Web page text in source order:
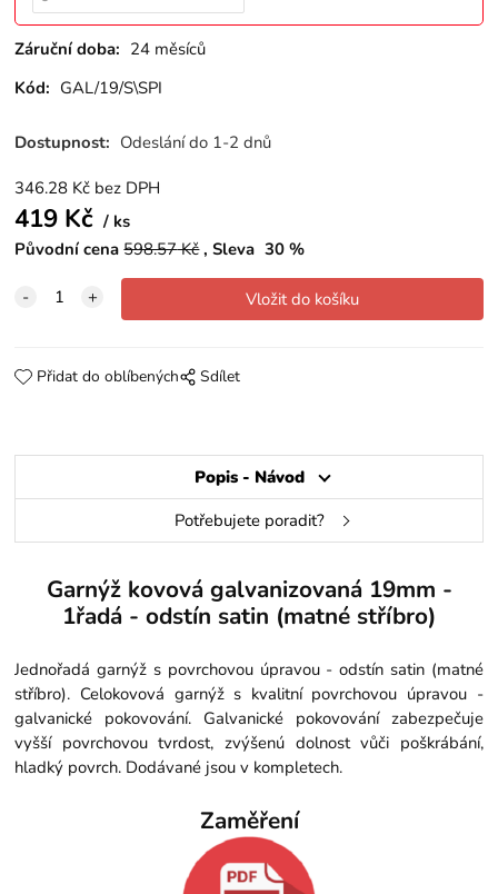
Záruční doba: 24 měsíců
Kód: GAL/19/S\SPI
Dostupnost: Odeslání do 1-2 dnů
346.28 Kč bez DPH
419 Kč
ks
Původní cena 598.57Kč Sleva 30 %
Přidat do oblíbených Sdílet
Popis - Návod
Potřebujete poradit?
Garnýž kovová galvanizovaná 19mm -
1řadá - odstín satin (matné stříbro)
Jednořadá garnýž s povrchovou úpravou - odstín satin (matné
stříbro). Celokovová garnýž s kvalitní povrchovou úpravou -
galvanické pokovování. Galvanické pokovování zabezpečuje
vyšší povrchovou tvrdost, zvýšenú dolnost vůči poškrábání,
hladký povrch. Dodávané jsou v kompletech.
Zaměření